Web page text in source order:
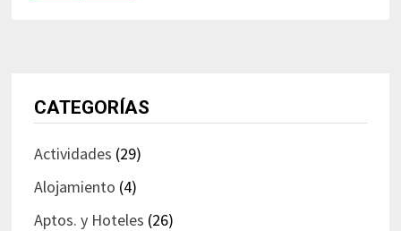
CATEGORÍAS
Actividades (29)
Alojamiento (4)
Aptos. y Hoteles (26)